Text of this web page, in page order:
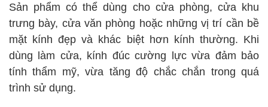
Sản phẩm có thể dùng cho cửa phòng, cửa khu
trưng bày, cửa văn phòng hoặc những vị trí cần bề
mặt kính đẹp và khác biệt hơn kính thường. Khi
dùng làm cửa, kính đúc cường lực vừa đảm bảo
tính thẩm mỹ, vừa tăng độ chắc chắn trong quá
trình sử dụng.